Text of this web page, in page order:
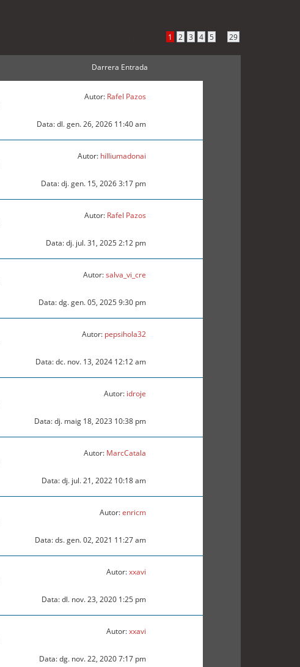
1 2 3 4 5 29
Darrera Entrada
Autor: Rafel Pazos
Data: dl. gen. 26, 2026 11:40 am
Autor: hilliumadonai
Data: dj. gen. 15, 2026 3:17 pm
Autor: Rafel Pazos
Data: dj. jul. 31, 2025 2:12 pm
Autor:salva_vi_cre
Data: dg. gen. 05, 2025 9:30 pm
Autor: pepsihola32
Data: dc. nov. 13, 2024 12:12 am
Autor: idroje
Data: dj. maig 18, 2023 10:38 pm
Autor: MarcCatala
Data: dj. jul. 21, 2022 10:18 am
Autor:enricm
Data: ds. gen. 02, 2021 11:27 am
Autor:xxavi
Data: dl. nov. 23, 2020 1:25 pm
Autor:xxavi
Data: dg. nov. 22, 2020 7:17 pm